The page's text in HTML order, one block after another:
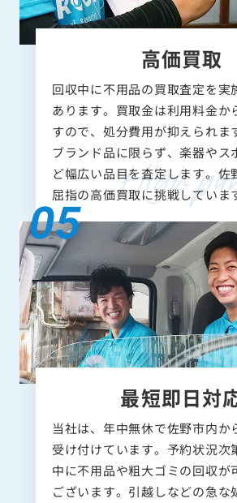
高価買取
回収中に不用品の買取査定を実
あります。買取金は利用料金か
すので、処分費用が抑えられま
ブランド品に限らず、楽器やス
ど幅広い品目を査定します。佐
屈指の高価買取に挑戦していま
最短即日対
当社は、年中無休で佐野市内か
受け付けています。予約状況次
中に不用品や粗大ゴミの回収が
ございます。引越しなどの急な